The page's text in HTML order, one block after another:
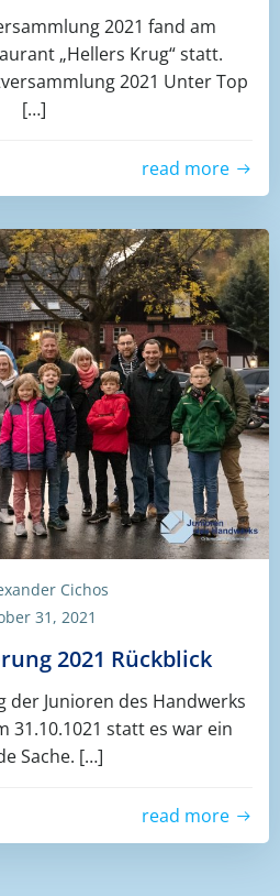
2021 fand am
„Hellers Krug“ statt.
2021 Unter Top
[…]
read more
Cichos
31, 2021
2021 Rückblick
der Junioren des Handwerks
31.10.1021 statt es war ein
Sache. […]
read more